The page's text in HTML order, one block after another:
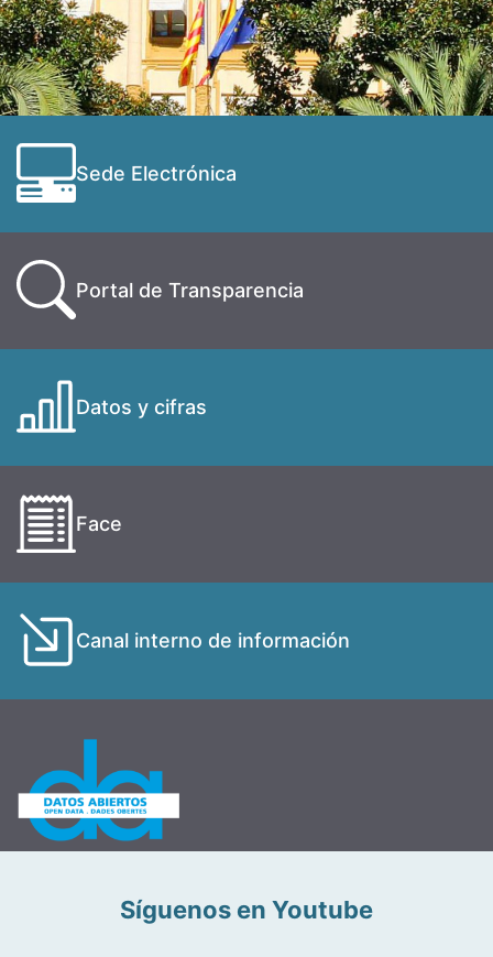
Sede Electrónica
Portal de Transparencia
Datos y cifras
Face
Canal interno de información
Síguenos en Youtube